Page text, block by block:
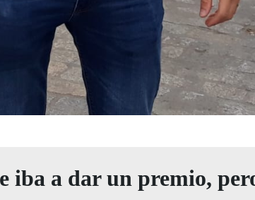
iba a dar un premio,